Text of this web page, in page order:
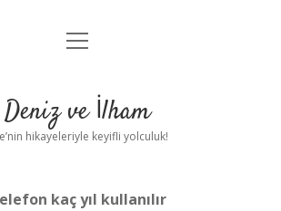
Anasayfa
Yasal Uyarı
menüyü
Deniz ve İlham
hikayeleriyle keyifli yolculuk!
kaç yıl kullanılır